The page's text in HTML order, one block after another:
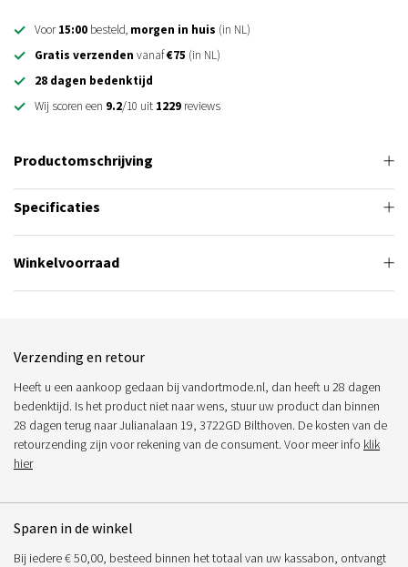
Voor15:00 besteld, morgen in huis (in NL)
Gratis verzenden vanaf€75 (in NL)
28 dagen bedenktijd
Wij scoren een 9.2/10 uit 1229 reviews
Productomschrijving
Specificaties
Winkelvoorraad
Verzending en retour
Heeft u een aankoop gedaan bij vandortmode.nl, dan heeft u 28 dagen
bedenktijd. Is het product niet naar wens, stuur uw product dan binnen
28 dagen terug naar Julianalaan 19, 3722GD Bilthoven. De kosten van de
retourzending zijn voor rekening van de consument. Voor meer info klik
hier
Sparen in de winkel
Bij iedere € 50,00, besteed binnen het totaal van uw kassabon, ontvangt